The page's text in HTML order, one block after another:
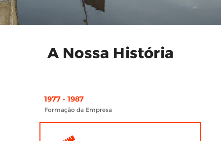
A Nossa História
1977 - 1987
Formação da Empresa